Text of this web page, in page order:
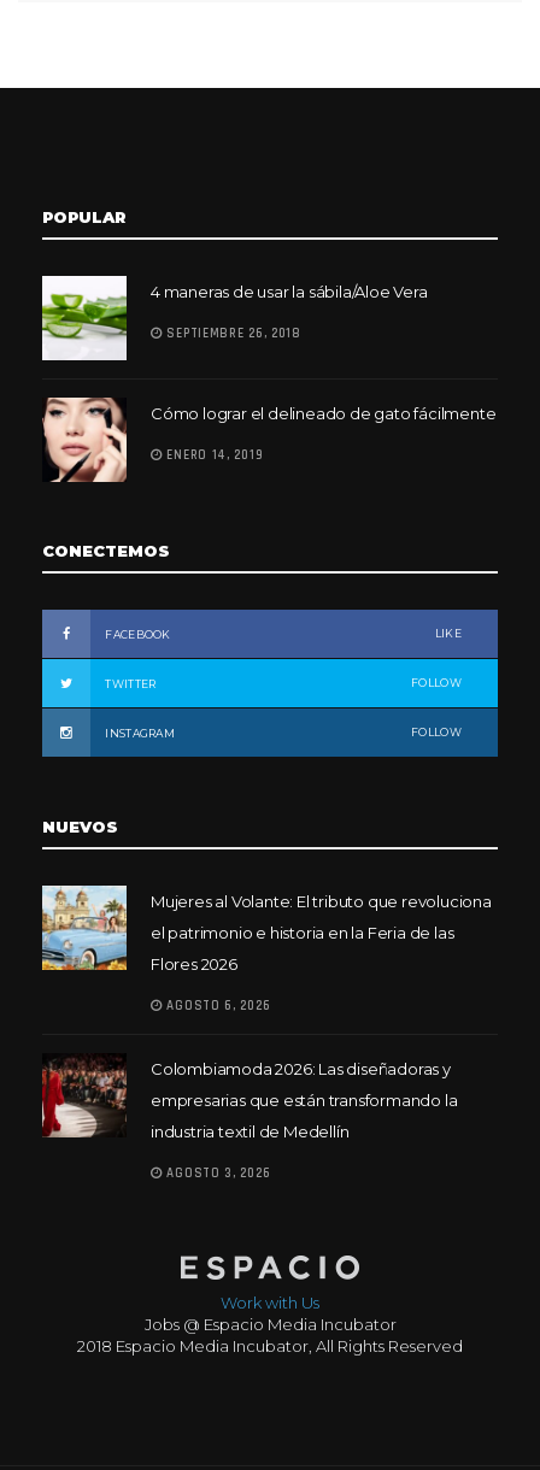
POPULAR
4 maneras de usar la sábila/Aloe Vera
SEPTIEMBRE 26, 2018
Cómo lograr el delineado de gato fácilmente
ENERO 14, 2019
CONECTEMOS
FACEBOOK LIKE
TWITTER FOLLOW
INSTAGRAM FOLLOW
NUEVOS
Mujeres al Volante: El tributo que revoluciona
el patrimonio e historia en la Feria de las
Flores 2026
AGOSTO 6, 2026
Colombiamoda 2026: Las diseñadoras y
empresarias que están transformando la
industria textil de Medellín
AGOSTO 3, 2026
Work with Us
Jobs @ Espacio Media Incubator
2018 Espacio Media Incubator, All Rights Reserved